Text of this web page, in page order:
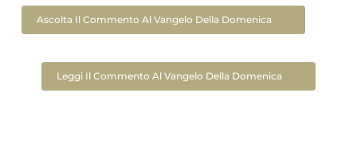
Ascolta Il Commento Al Vangelo Della Domenica
Leggi Il Commento Al Vangelo Della Domenica